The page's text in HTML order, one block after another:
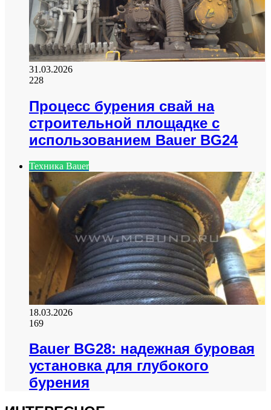
31.03.2026
228
Процесс бурения свай на
строительной площадке с
использованием Bauer BG24
Техника Bauer
18.03.2026
169
Bauer BG28: надежная буровая
установка для глубокого
бурения